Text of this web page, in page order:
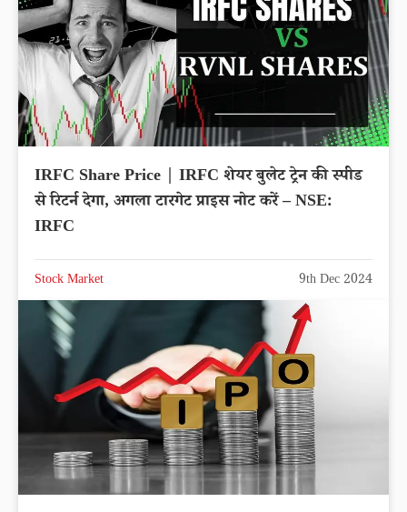
IRFC Share Price | IRFC शेयर बुलेट ट्रेन की स्पीड
से रिटर्न देगा, अगला टारगेट प्राइस नोट करें – NSE:
IRFC
Stock Market 9th Dec 2024